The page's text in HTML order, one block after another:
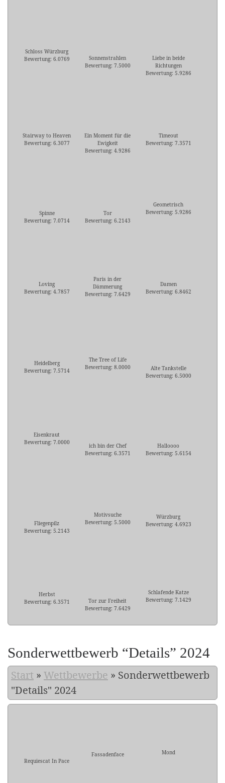
Schloss Würzburg
Bewertung: 6.0769
Sonnenstrahlen
Bewertung: 7.5000
Liebe in beide
Richtungen
Bewertung: 5.9286
Stairway to Heaven
Bewertung: 6.3077
Ein Moment für die
Ewigkeit
Bewertung: 4.9286
Timeout
Bewertung: 7.3571
Spinne
Bewertung: 7.0714
Tor
Bewertung: 6.2143
Geometrisch
Bewertung: 5.9286
Loving
Bewertung: 4.7857
Paris in der
Dämmerung
Bewertung: 7.6429
Damen
Bewertung: 6.8462
Heidelberg
Bewertung: 7.5714
The Tree of Life
Bewertung: 8.0000
Alte Tankstelle
Bewertung: 6.5000
Eisenkraut
Bewertung: 7.0000
ich bin der Chef
Bewertung: 6.3571
Halloooo
Bewertung: 5.6154
Fliegenpilz
Bewertung: 5.2143
Motivsuche
Bewertung: 5.5000
Würzburg
Bewertung: 4.6923
Herbst
Bewertung: 6.3571
Tor zur Freiheit
Bewertung: 7.6429
Schlafende Katze
Bewertung: 7.1429
Sonderwettbewerb “Details” 2024
Start » Wettbewerbe » Sonderwettbewerb
"Details" 2024
Requiescat In Pace
Fassadenface Mond